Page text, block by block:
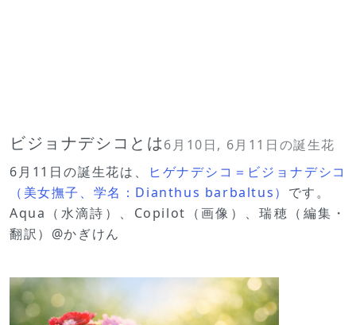
ビジョナデシコとは6月10日, 6月11日の誕生花
6月11日の誕生花は、
ヒゲナデシコ＝ビジョナデシコ
（美女撫子、学名：Dianthus barbaltus） です。
Aqua（水滴詩）、Copilot（画像）、瑞穂（編集・
翻訳）@かぎけん